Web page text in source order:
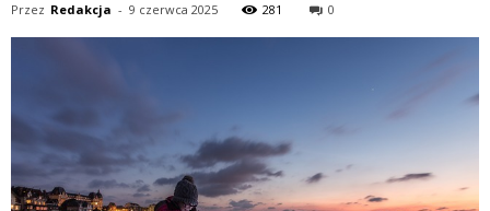
Przez Redakcja - 9 czerwca 2025 281 0